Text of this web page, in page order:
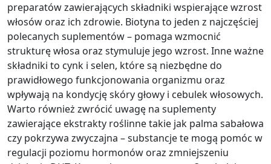
preparatów zawierających składniki wspierające wzrost
włosów oraz ich zdrowie. Biotyna to jeden z najczęściej
polecanych suplementów – pomaga wzmocnić
strukturę włosa oraz stymuluje jego wzrost. Inne ważne
składniki to cynk i selen, które są niezbędne do
prawidłowego funkcjonowania organizmu oraz
wpływają na kondycję skóry głowy i cebulek włosowych.
Warto również zwrócić uwagę na suplementy
zawierające ekstrakty roślinne takie jak palma sabałowa
czy pokrzywa zwyczajna – substancje te mogą pomóc w
regulacji poziomu hormonów oraz zmniejszeniu